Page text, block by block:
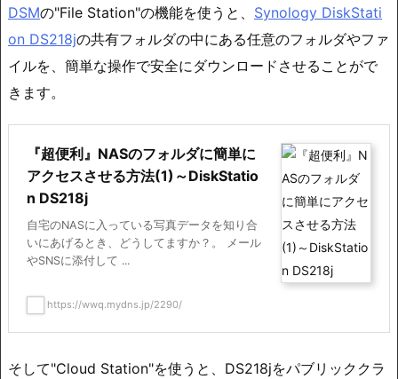
DSMの"File Station"の機能を使うと、 Synology DiskStati
on DS218jの共有フォルダの中にある任意のフォルダやファ
イルを、簡単な操作で安全にダウンロードさせることがで
きます。
『超便利』NASのフォルダに簡単に
アクセスさせる方法(1)～DiskStatio
n DS218j
自宅のNASに入っている写真データを知り合
いにあげるとき、どうしてますか？。 メール
やSNSに添付して ...
https://wwq.mydns.jp/2290/
そして"Cloud Station"を使うと、DS218jをパブリッククラ